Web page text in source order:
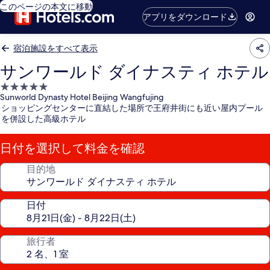
このページの本文に移動
アプリをダウンロード
宿泊施設をすべて表示
サンワールド ダイナスティ ホテル
5.0
つ
星
宿
泊
施
設
Sunworld Dynasty Hotel Beijing Wangfujing
ショッピングセンターに直結した場所で王府井街にも近い屋内プール
を併設した高級ホテル
日付を選択して料金を確認
目的地
日付
旅行者